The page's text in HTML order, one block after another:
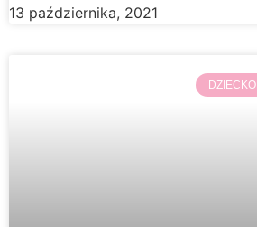
13 października, 2021
DZIECKO